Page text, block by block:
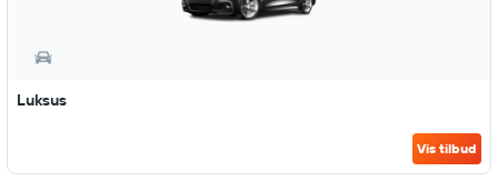
Luksus
Vis tilbud